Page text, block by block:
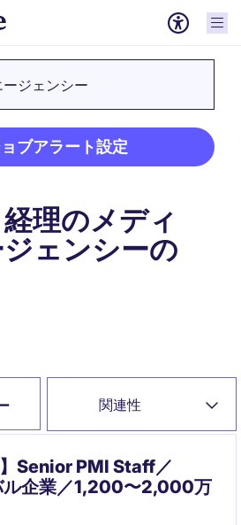
ジェンシー
ブアラート設定
理のメディ
ェンシーの
関連性
Senior PMI Staff／
ル企業／1,200〜2,000万